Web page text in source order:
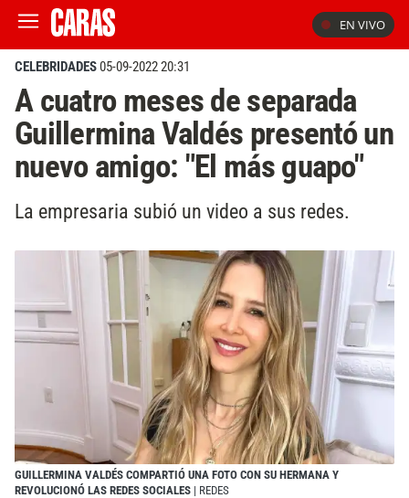
EN VIVO
CELEBRIDADES05-09-2022 20:31
A cuatro meses de separada
Guillermina Valdés presentó un
nuevo amigo: "El más guapo"
La empresaria subió un video a sus redes.
GUILLERMINA VALDÉS COMPARTIÓ UNA FOTO CON SU HERMANA Y
REVOLUCIONÓ LAS REDES SOCIALES | REDES